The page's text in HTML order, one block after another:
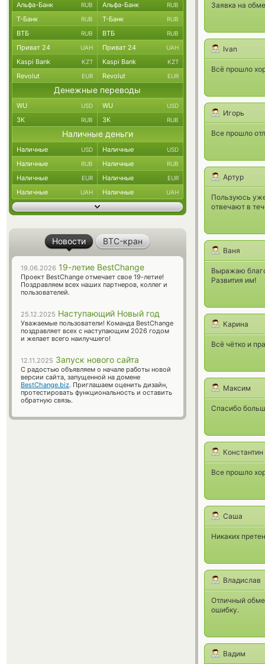
Заявка на
Ivan
Всё прошло
Игорь
Все прошло
Артур
Пользуюсь
отвечают в
Ваня
Выражаю
Развития им!
Карина
Всё чётко и
Максим
Спасибо
Константин
Все прошло
Саша
Никаких
Владислав
Отличный
ошибку.
Вадим
Альфа-Банк RUB Альфа-Банк RUB
Т-Банк RUB Т-Банк RUB
ВТБ RUB ВТБ RUB
Приват 24 UAH Приват 24 UAH
Kaspi Bank KZT Kaspi Bank KZT
Revolut EUR Revolut EUR
Денежные переводы
WU USD WU USD
ЗК RUB ЗК RUB
Наличные деньги
Наличные USD Наличные USD
Наличные RUB Наличные RUB
Наличные EUR Наличные EUR
Наличные UAH Наличные UAH
Новости BTC-кран
19.06.2026 19-летие BestChange
Проект BestChange отмечает свое 19-летие!
Поздравляем всех наших партнеров, коллег и
пользователей.
25.12.2025 Наступающий Новый год
Уважаемые пользователи! Команда BestChange
поздравляет всех с наступающим 2026 годом
и желает всего наилучшего!
12.11.2025 Запуск нового сайта
С радостью объявляем о начале работы новой
версии сайта, запущенной на домене
BestChange.biz. Приглашаем оценить дизайн,
протестировать функциональность и оставить
обратную связь.